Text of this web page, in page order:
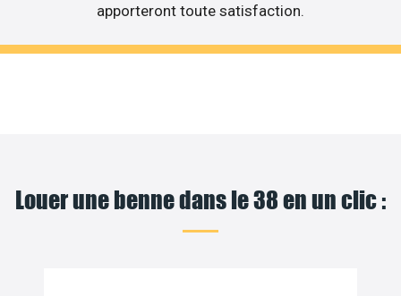
apporteront toute satisfaction.
Louer une benne dans le 38 en un clic :